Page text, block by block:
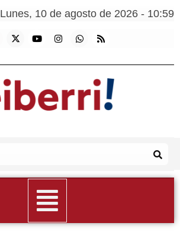
Lunes, 10 de agosto de 2026 - 10:59